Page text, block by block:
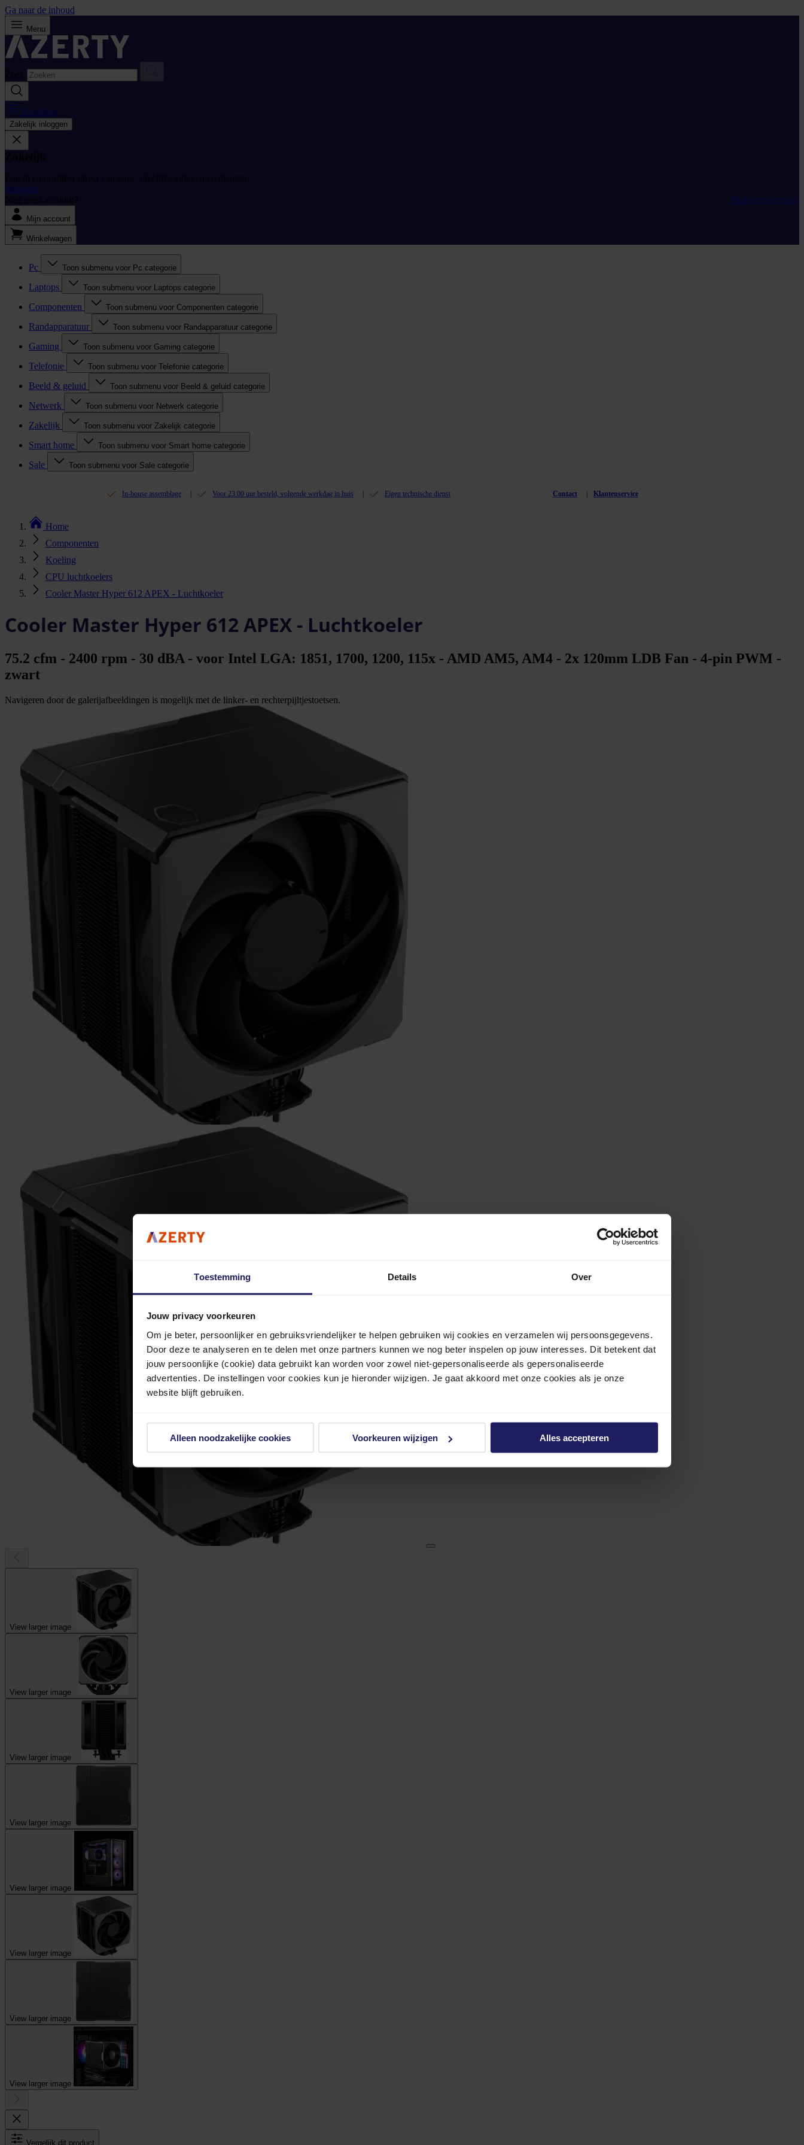
Toestemming Details Over
Jouw privacy voorkeuren
Om je beter, persoonlijker en gebruiksvriendelijker te helpen gebruiken wij cookies en verzamelen wij persoonsgegevens.
Door deze te analyseren en te delen met onze partners kunnen we nog beter inspelen op jouw interesses. Dit betekent dat
jouw persoonlijke (cookie) data gebruikt kan worden voor zowel niet-gepersonaliseerde als gepersonaliseerde
advertenties. De instellingen voor cookies kun je hieronder wijzigen. Je gaat akkoord met onze cookies als je onze
website blijft gebruiken.
Alleen noodzakelijke cookies Voorkeuren wijzigen Alles accepteren
Ga naar de inhoud
Menu
Zoek
Bestellijst
Zakelijk inloggen
Zakelijk
Log in en profiteer direct van jouw zakelijke tarieven en diensten.
Inloggen
Nog geen account?
Maak een account
Mijn account
Winkelwagen
Pc Toon submenu voor Pc categorie
Laptops Toon submenu voor Laptops categorie
Componenten Toon submenu voor Componenten categorie
Randapparatuur Toon submenu voor Randapparatuur categorie
Gaming Toon submenu voor Gaming categorie
Telefonie Toon submenu voor Telefonie categorie
Beeld & geluid Toon submenu voor Beeld & geluid categorie
Netwerk Toon submenu voor Netwerk categorie
Zakelijk Toon submenu voor Zakelijk categorie
Smart home Toon submenu voor Smart home categorie
Sale Toon submenu voor Sale categorie
In-house assemblage Voor 23.00 uur besteld, volgende werkdag in huis Eigen technische dienst Contact Klantenservice
Home
Componenten
Koeling
CPU luchtkoelers
Cooler Master Hyper 612 APEX - Luchtkoeler
Cooler Master Hyper 612 APEX - Luchtkoeler
75.2 cfm - 2400 rpm - 30 dBA - voor Intel LGA: 1851, 1700, 1200, 115x - AMD AM5, AM4 - 2x 120mm LDB Fan - 4-pin PWM -
zwart
Navigeren door de galerijafbeeldingen is mogelijk met de linker- en rechterpijltjestoetsen.
View larger image
View larger image
View larger image
View larger image
View larger image
View larger image
View larger image
View larger image
Vergelijk dit product